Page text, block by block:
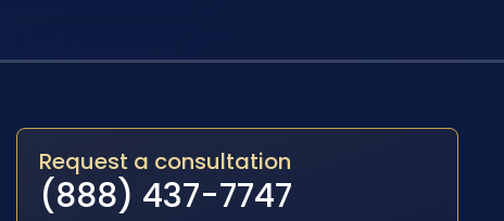
Request a consultation
(888) 437-7747